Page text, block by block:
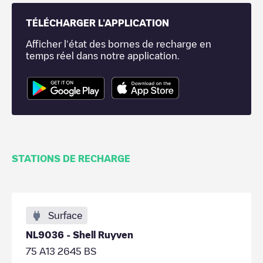
TÉLÉCHARGER L'APPLICATION
Afficher l'état des bornes de recharge en
temps réel dans notre application.
STATIONS DE RECHARGE
Surface
NL9036 - Shell Ruyven
75 A13 2645 BS